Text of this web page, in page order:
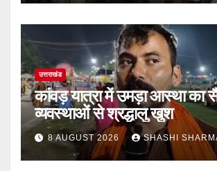
उत्तराखंड
कांवड़ यात्रा में उमड़ा आस्था का
व्यवस्थाओं से श्रद्धालु खुश
8 AUGUST 2026 SHASHI